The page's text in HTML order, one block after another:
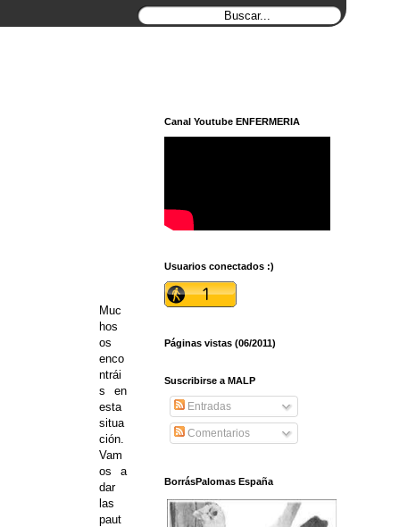
Muc
hos
os
enco
ntrái
s en
esta
situa
ción.
Vam
os a
dar
las
paut
Canal Youtube ENFERMERIA
Usuarios conectados :)
Páginas vistas (06/2011)
Suscribirse a MALP
Entradas
Comentarios
BorrásPalomas España